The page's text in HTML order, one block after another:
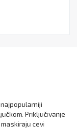
Priključivanje
cevi